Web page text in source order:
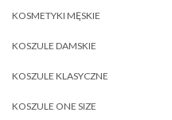
KOSMETYKI MĘSKIE
KOSZULE DAMSKIE
KOSZULE KLASYCZNE
KOSZULE ONE SIZE